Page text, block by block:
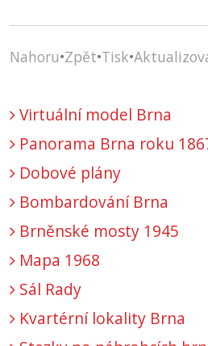
Nahoru•Zpět•Tisk•
Virtuální model Brna
Panorama Brna roku
Dobové plány
Bombardování Brna
Brněnské mosty 1945
Mapa 1968
Sál Rady
Kvartérní lokality Brna